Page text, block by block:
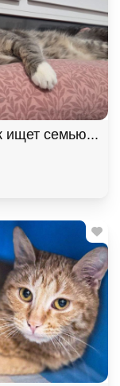
ищет
ищет семью и